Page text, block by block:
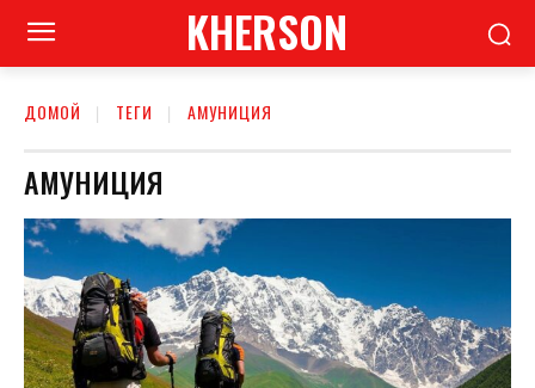
KHERSON
ДОМОЙ ТЕГИ АМУНИЦИЯ
АМУНИЦИЯ